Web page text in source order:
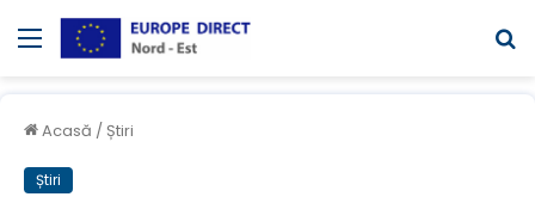
Meniul
Acasă / Știri
Știri